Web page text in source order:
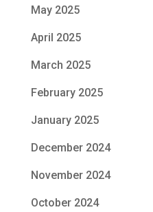
May 2025
April 2025
March 2025
February 2025
January 2025
December 2024
November 2024
October 2024